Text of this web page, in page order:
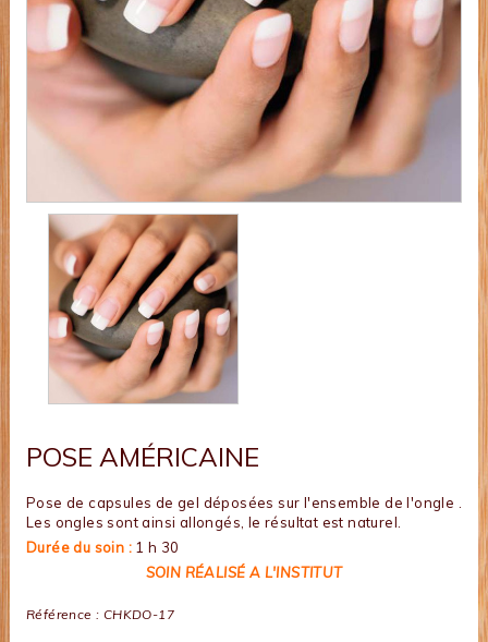
POSE AMÉRICAINE
Pose de capsules de gel déposées sur l'ensemble de l'ongle .
Les ongles sont ainsi allongés, le résultat est naturel.
Durée du soin : 1 h 30
SOIN RÉALISÉ A L'INSTITUT
Référence : CHKDO-17